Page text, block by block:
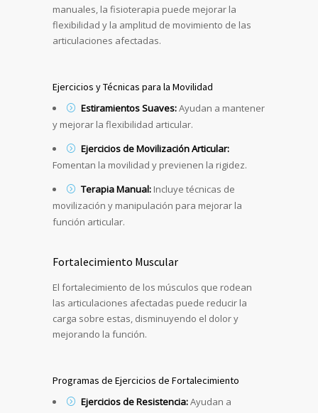
manuales, la fisioterapia puede mejorar la
flexibilidad y la amplitud de movimiento de las
articulaciones afectadas.
Ejercicios y Técnicas para la Movilidad
Estiramientos Suaves:Ayudan a mantener
y mejorar la flexibilidad articular.
Ejercicios de Movilización Articular:
Fomentan la movilidad y previenen la rigidez.
Terapia Manual: Incluye técnicas de
movilización y manipulación para mejorar la
función articular.
Fortalecimiento Muscular
El fortalecimiento de los músculos que rodean
las articulaciones afectadas puede reducir la
carga sobre estas, disminuyendo el dolor y
mejorando la función.
Programas de Ejercicios de Fortalecimiento
Ejercicios de Resistencia:Ayudan a